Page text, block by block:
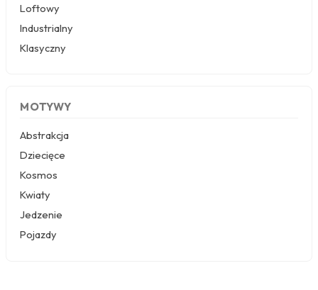
Loftowy
Industrialny
Klasyczny
MOTYWY
Abstrakcja
Dziecięce
Kosmos
Kwiaty
Jedzenie
Pojazdy